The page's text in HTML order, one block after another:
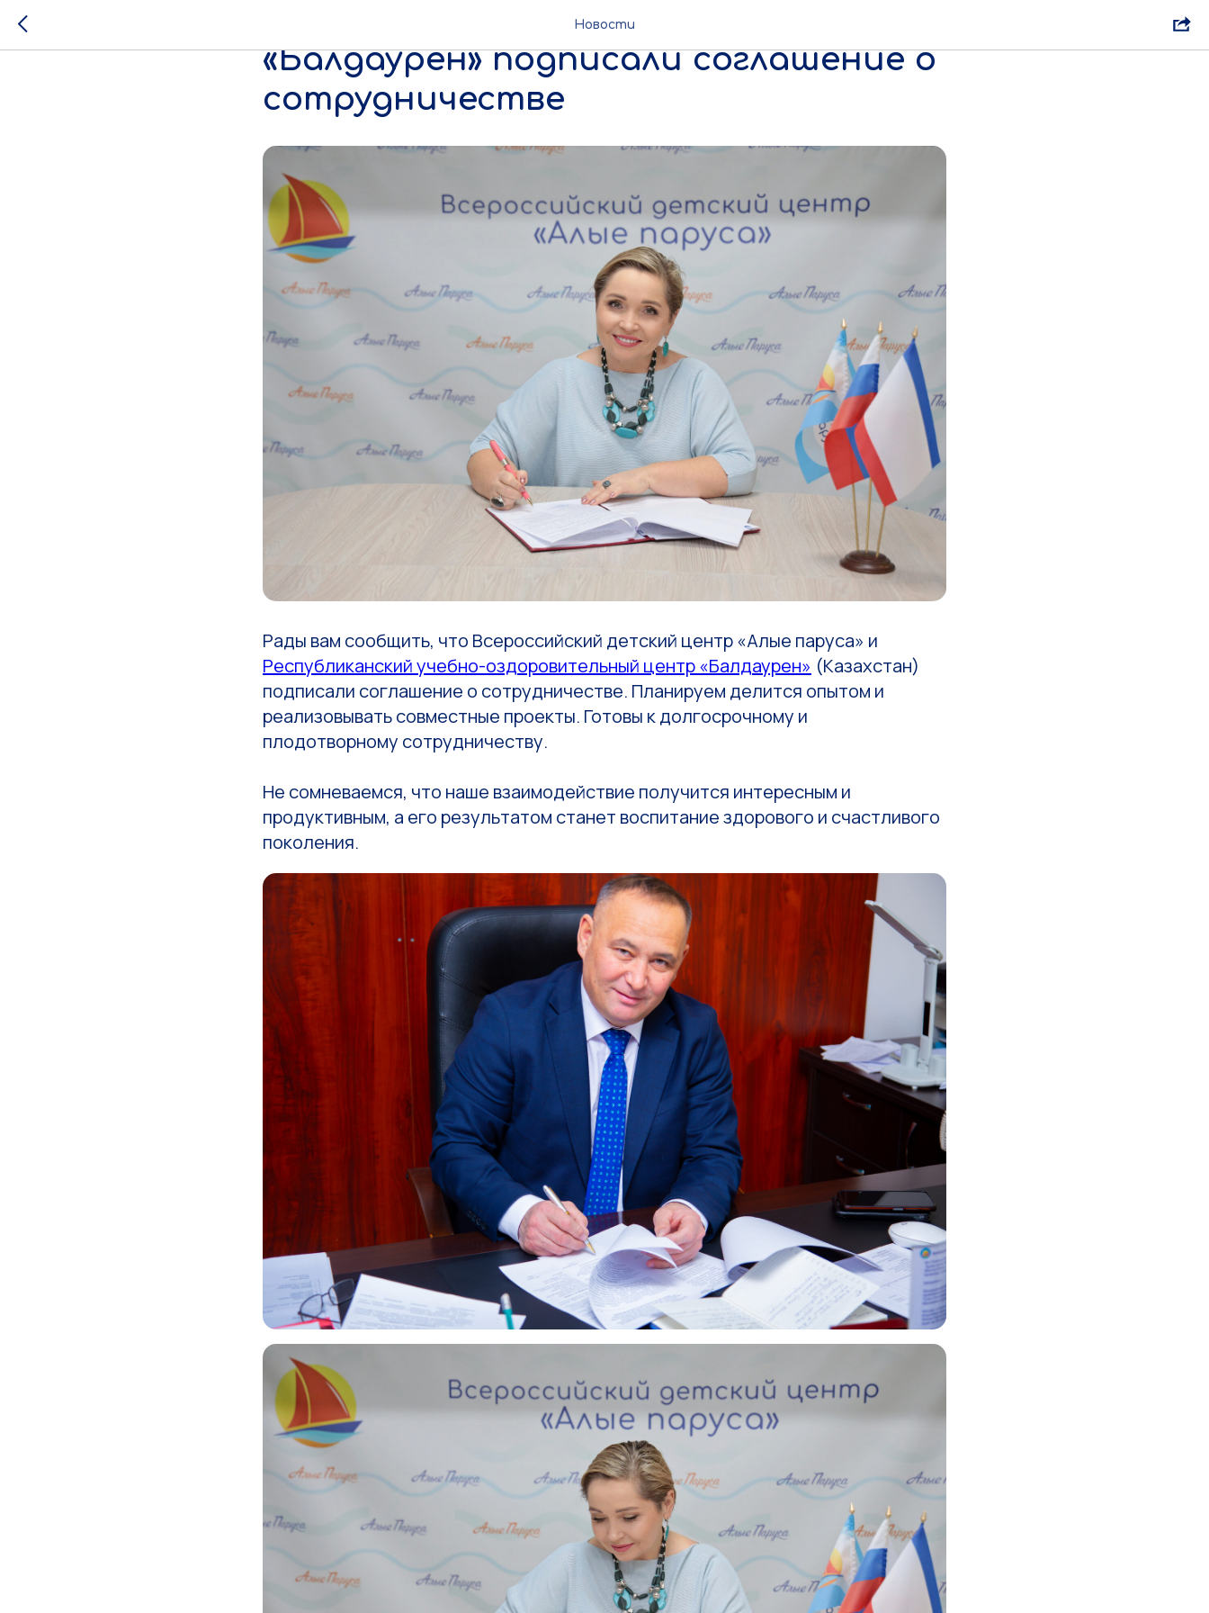
Новости
ВДЦ «Алые паруса» и РУОЦ
«Балдаурен» подписали соглашение о
сотрудничестве
Рады вам сообщить, что Всероссийский детский центр «Алые паруса» и
Республиканский учебно-оздоровительный центр «Балдаурен» (Казахстан)
подписали соглашение о сотрудничестве. Планируем делится опытом и
реализовывать совместные проекты. Готовы к долгосрочному и
плодотворному сотрудничеству.
Не сомневаемся, что наше взаимодействие получится интересным и
продуктивным, а его результатом станет воспитание здорового и счастливого
поколения.